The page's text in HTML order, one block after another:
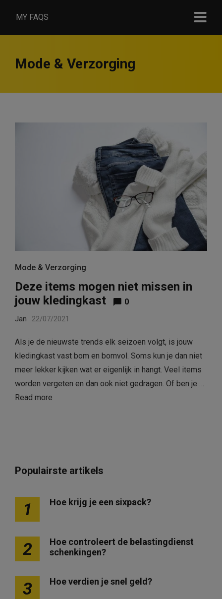
MY FAQS
Mode & Verzorging
Mode & Verzorging
Deze items mogen niet missen in
jouw kledingkast
0
Jan 22/07/2021
Als je de nieuwste trends elk seizoen volgt, is jouw
kledingkast vast bom en bomvol. Soms kun je dan niet
meer lekker kijken wat er eigenlijk in hangt. Veel items
worden vergeten en dan ook niet gedragen. Of ben je …
Read more
Populairste artikels
1 Hoe krijg je een sixpack?
2
Hoe controleert de belastingdienst
schenkingen?
3 Hoe verdien je snel geld?